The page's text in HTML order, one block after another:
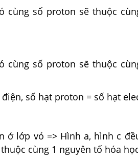
cùng số proton sẽ thuộc
cùng số proton sẽ thuộc
số hạt proton = số hạt
ở lớp vỏ => Hình a, hình c
cùng 1 nguyên tố hóa